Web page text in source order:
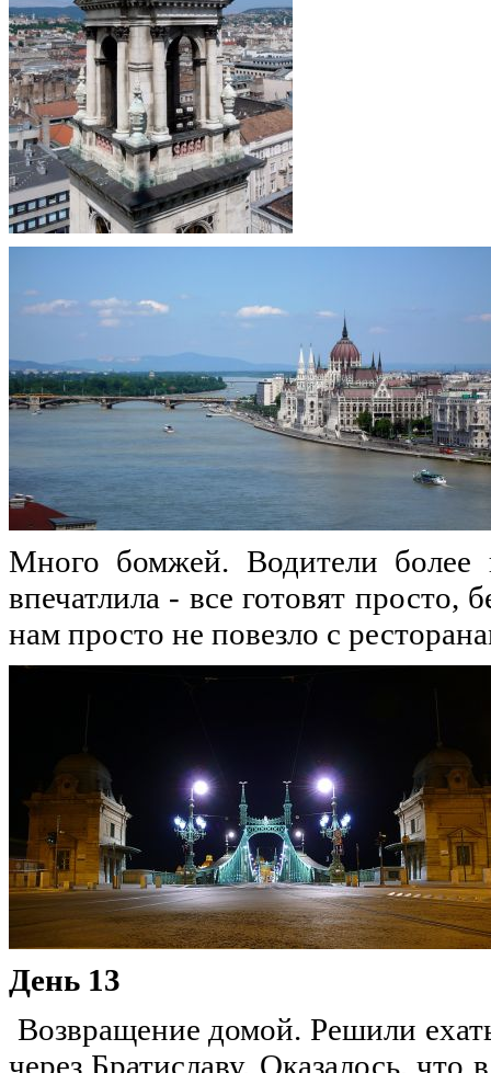
Много бомжей. Водители
впечатлила - все готовят
нам просто не повезло с
День 13
Возвращение домой. Решили
через Братиславу. Оказалось, что